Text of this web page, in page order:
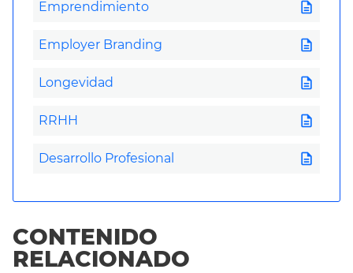
Emprendimiento description
Employer Branding description
Longevidad description
RRHH description
Desarrollo Profesional description
CONTENIDO
RELACIONADO